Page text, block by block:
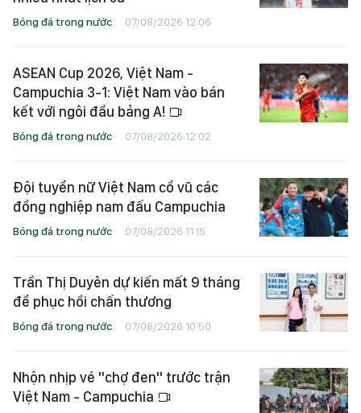
Bóng đá trong nước 07/08/2026 12:06
ASEAN Cup 2026, Việt Nam -
Campuchia 3-1: Việt Nam vào bán
kết với ngôi đầu bảng A!
Bóng đá trong nước 07/08/2026 12:02
Đội tuyển nữ Việt Nam cổ vũ các
đồng nghiệp nam đấu Campuchia
Bóng đá trong nước 07/08/2026 11:15
Trần Thị Duyên dự kiến mất 9 tháng
để phục hồi chấn thương
Bóng đá trong nước 07/08/2026 10:50
Nhộn nhịp vé "chợ đen" trước trận
Việt Nam - Campuchia